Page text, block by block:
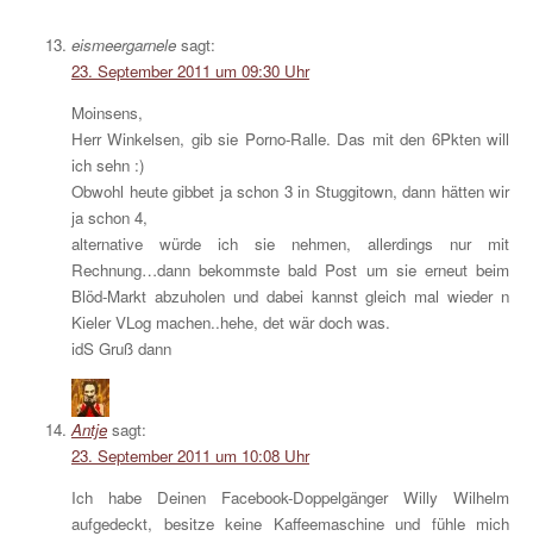
eismeergarnele sagt:
23. September 2011 um 09:30 Uhr
Moinsens,
Herr Winkelsen, gib sie Porno-Ralle. Das mit den 6Pkten will
ich sehn :)
Obwohl heute gibbet ja schon 3 in Stuggitown, dann hätten wir
ja schon 4,
alternative würde ich sie nehmen, allerdings nur mit
Rechnung…dann bekommste bald Post um sie erneut beim
Blöd-Markt abzuholen und dabei kannst gleich mal wieder n
Kieler VLog machen..hehe, det wär doch was.
idS Gruß dann
Antje sagt:
23. September 2011 um 10:08 Uhr
Ich habe Deinen Facebook-Doppelgänger Willy Wilhelm
aufgedeckt, besitze keine Kaffeemaschine und fühle mich